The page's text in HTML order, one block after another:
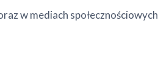
w mediach społecznościowych